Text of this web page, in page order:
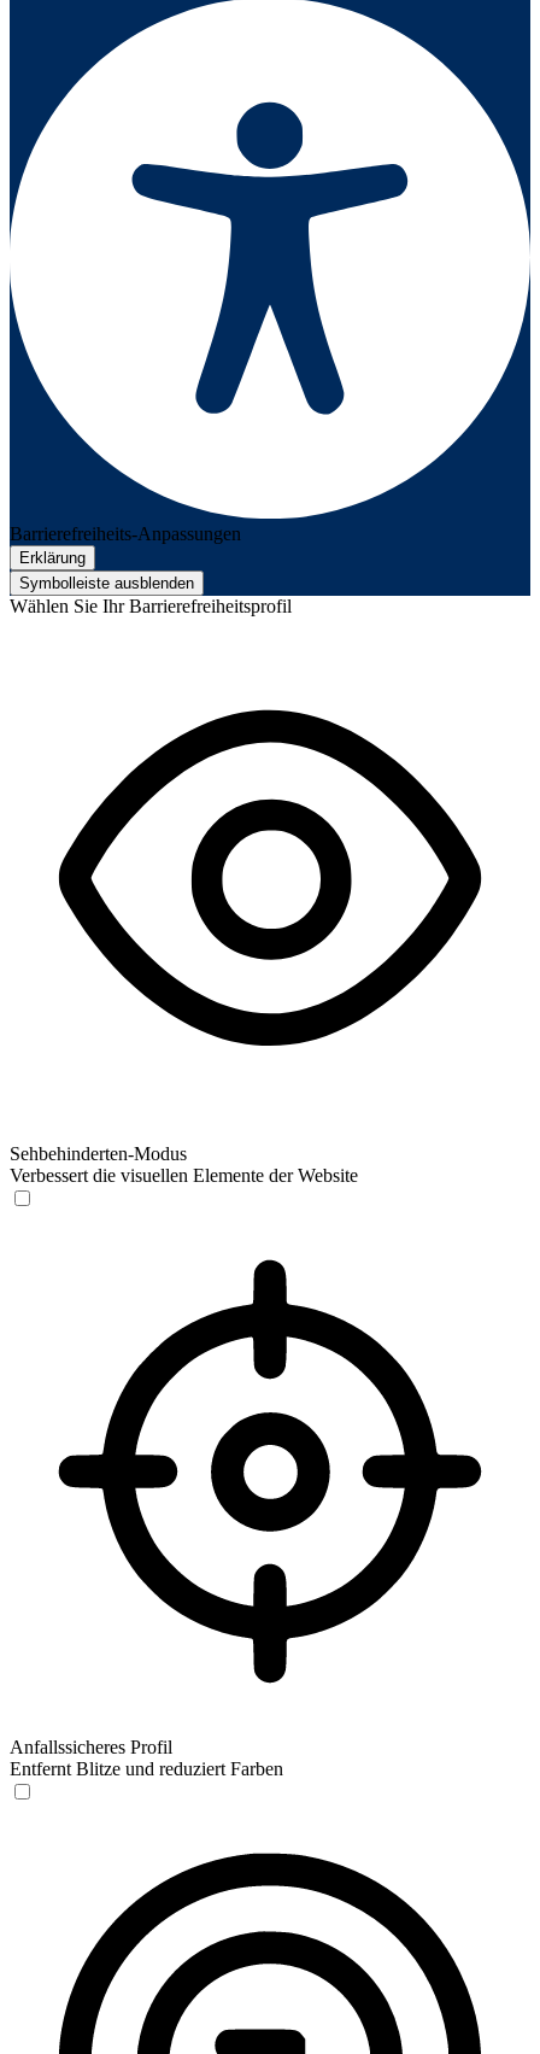
Barrierefreiheits-Anpassungen
Erklärung
Symbolleiste ausblenden
Wählen Sie Ihr Barrierefreiheitsprofil
Sehbehinderten-Modus
Verbessert die visuellen Elemente der Website
Anfallssicheres Profil
Entfernt Blitze und reduziert Farben